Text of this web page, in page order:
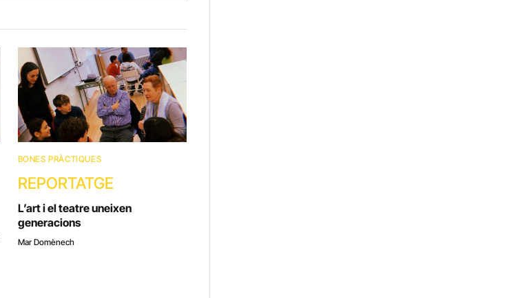
BONES PRÀCTIQUES
REPORTATGE
L’art i el teatre uneixen
generacions
Mar Domènech